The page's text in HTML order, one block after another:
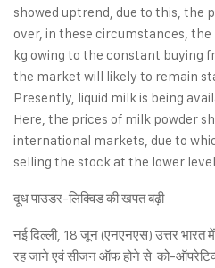
showed uptrend, due to this, the
over, in these circumstances, the
kg owing to the constant buying
the market will likely to remain
Presently, liquid milk is being
Here, the prices of milk powder
international markets, due to
selling the stock at the lower
दूध पाउडर-लिक्विड की खपत बढ़ी
नई दिल्ली, 18 जून (एनएनएस) उत्तर भारत
रह जाने एवं सीजन ऑफ होने से को-